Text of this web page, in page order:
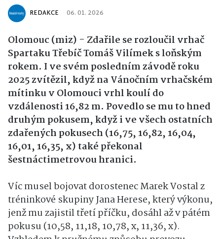
REDAKCE 06. 01. 2026
Olomouc (miz) - Zdařile se rozloučil vrhač
Spartaku Třebíč Tomáš Vilímek s loňským
rokem. I ve svém posledním závodě roku
2025 zvítězil, když na Vánočním vrhačském
mítinku v Olomouci vrhl koulí do
vzdálenosti 16,82 m. Povedlo se mu to hned
druhým pokusem, když i ve všech ostatních
zdařených pokusech (16,75, 16,82, 16,04,
16,01, 16,35, x) také překonal
šestnáctimetrovou hranici.
Víc musel bojovat dorostenec Marek Vostal z
tréninkové skupiny Jana Herese, který výkonu,
jenž mu zajistil třetí příčku, dosáhl až v pátém
pokusu (10,58, 11,18, 10,78, x, 11,36, x).